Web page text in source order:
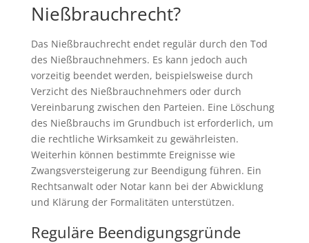
Nießbrauchrecht?
Das Nießbrauchrecht endet regulär durch den Tod
des Nießbrauchnehmers. Es kann jedoch auch
vorzeitig beendet werden, beispielsweise durch
Verzicht des Nießbrauchnehmers oder durch
Vereinbarung zwischen den Parteien. Eine Löschung
des Nießbrauchs im Grundbuch ist erforderlich, um
die rechtliche Wirksamkeit zu gewährleisten.
Weiterhin können bestimmte Ereignisse wie
Zwangsversteigerung zur Beendigung führen. Ein
Rechtsanwalt oder Notar kann bei der Abwicklung
und Klärung der Formalitäten unterstützen.
Reguläre Beendigungsgründe